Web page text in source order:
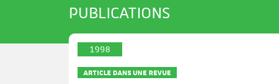
PUBLICATIONS
1998
ARTICLE DANS UNE REVUE